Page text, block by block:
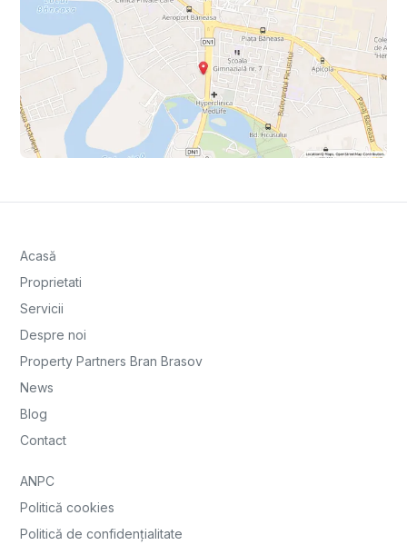
Acasă
Proprietati
Servicii
Despre noi
Property Partners Bran Brasov
News
Blog
Contact
ANPC
Politică cookies
Politică de confidențialitate